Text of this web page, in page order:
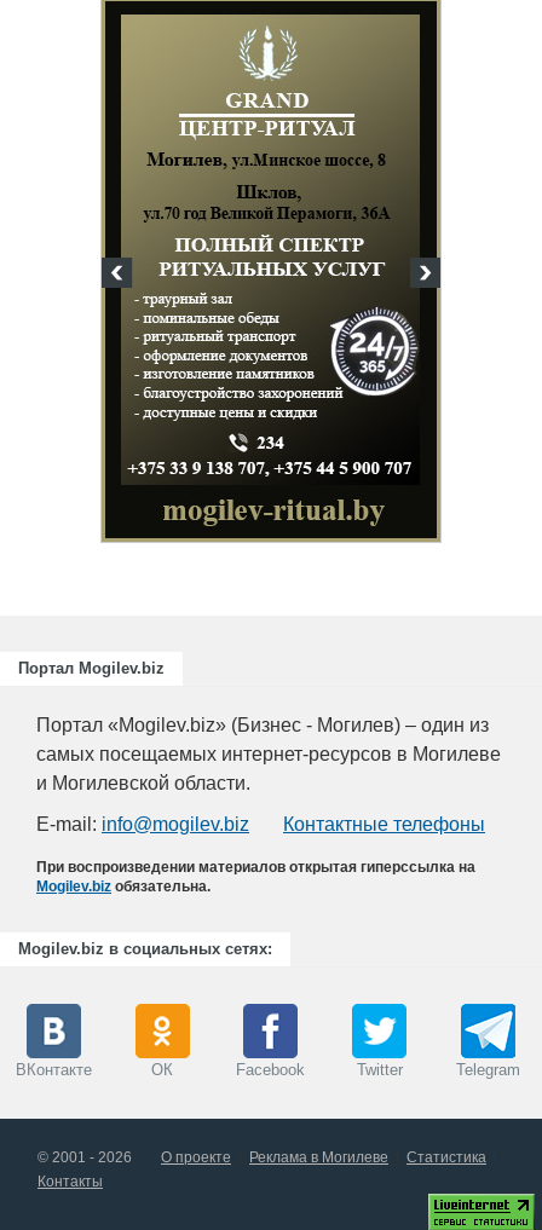
Портал Mogilev.biz
Портал «Mogilev.biz» (Бизнес - Могилев) – один из
самых посещаемых интернет-ресурсов в Могилеве
и Могилевской области.
E-mail: info@mogilev.biz Контактные телефоны
При воспроизведении материалов открытая гиперссылка на
Mogilev.biz обязательна.
Mogilev.biz в социальных сетях:
ВКонтакте ОК Facebook Twitter Telegram
© 2001 - 2026 О проекте Реклама в Могилеве
Статистика
Контакты